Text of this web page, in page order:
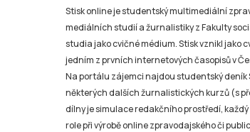
Stisk online je studentský multimediální
mediálních studií a žurnalistiky z Fakulty
studia jako cvičné médium. Stisk vznikl jako
jedním z prvních internetových časopisů v
Na portálu zájemci najdou studentský deník
některých dalších žurnalistických kurzů (s
dílny je simulace redakčního prostředí,
role při výrobě online zpravodajského či